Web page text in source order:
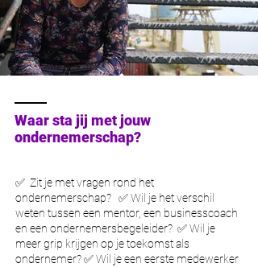
Waar sta jij met jouw
ondernemerschap?
✅ Zit je met vragen rond het
ondernemerschap? ✅ Wil je het verschil
weten tussen een mentor, een businesscoach
en een ondernemersbegeleider? ✅ Wil je
meer grip krijgen op je toekomst als
ondernemer? ✅ Wil je een eerste medewerker